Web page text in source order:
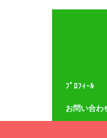
ﾌﾟﾛﾌｨｰﾙ
お問い合わ